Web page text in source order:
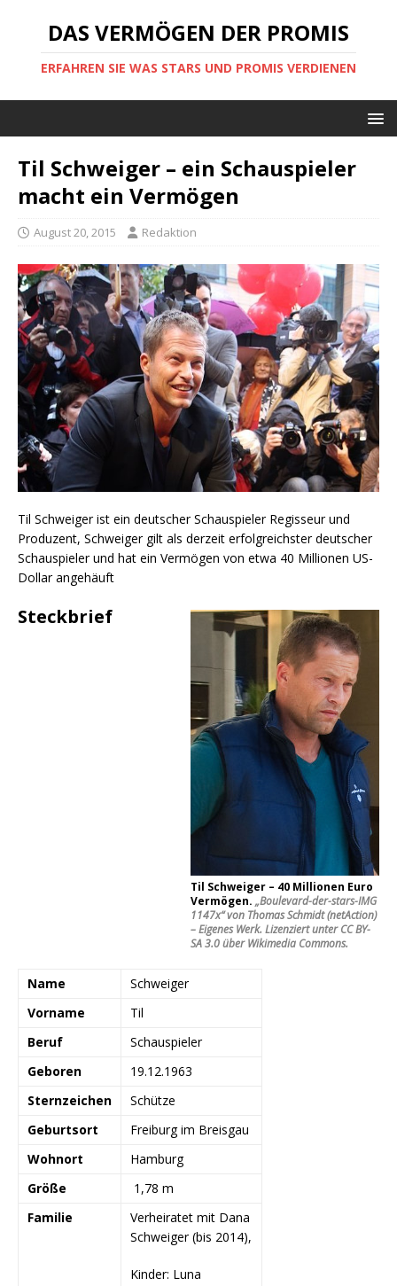
DAS VERMÖGEN DER PROMIS
ERFAHREN SIE WAS STARS UND PROMIS VERDIENEN
Til Schweiger – ein Schauspieler
macht ein Vermögen
August 20, 2015 Redaktion
Til Schweiger ist ein deutscher Schauspieler Regisseur und
Produzent, Schweiger gilt als derzeit erfolgreichster deutscher
Schauspieler und hat ein Vermögen von etwa 40 Millionen US-
Dollar angehäuft
Til Schweiger – 40 Millionen Euro
Vermögen. „Boulevard-der-stars-IMG
1147x“ von Thomas Schmidt (netAction)
–Eigenes Werk. Lizenziert unterCC BY-
SA 3.0überWikimedia Commons.
Steckbrief
Name
Schweiger
Vorname
Til
Beruf
Schauspieler
Geboren
19.12.1963
Sternzeichen
Schütze
Geburtsort
Freiburg im Breisgau
Wohnort
Hamburg
Größe
1,78 m
Familie
Verheiratet mit Dana
Schweiger (bis 2014),
Kinder: Luna